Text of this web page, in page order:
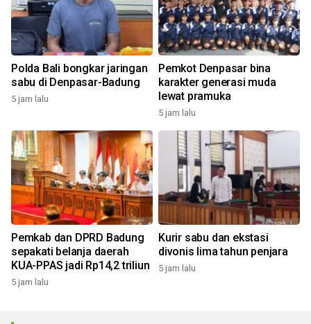
Polda Bali bongkar jaringan
sabu di Denpasar-Badung
5 jam lalu
Pemkot Denpasar bina
karakter generasi muda
lewat pramuka
5 jam lalu
Pemkab dan DPRD Badung
sepakati belanja daerah
KUA-PPAS jadi Rp14,2 triliun
5 jam lalu
Kurir sabu dan ekstasi
divonis lima tahun penjara
5 jam lalu